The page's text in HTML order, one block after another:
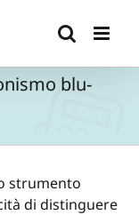
blu-
strumento
di distinguere